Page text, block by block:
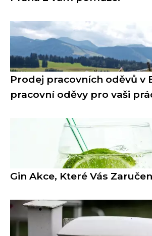
Prodej pracovních oděvů v
pracovní oděvy pro vaši
Gin Akce, Které Vás